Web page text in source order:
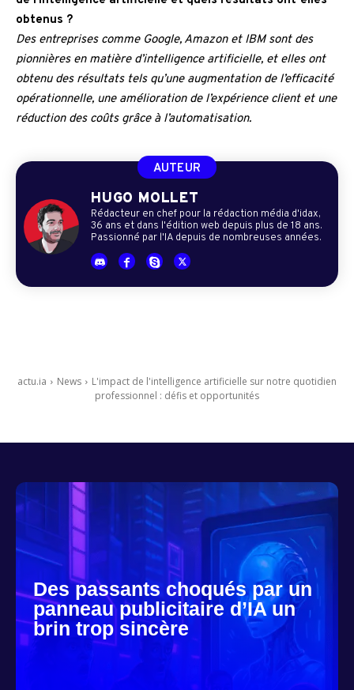
obtenus ?
Des entreprises comme Google, Amazon et IBM sont des
pionnières en matière d’intelligence artificielle, et elles ont
obtenu des résultats tels qu’une augmentation de l’efficacité
opérationnelle, une amélioration de l’expérience client et une
réduction des coûts grâce à l’automatisation.
AUTEUR
HUGO MOLLET
Rédacteur en chef pour la rédaction média d'idax,
36 ans et dans l'édition web depuis plus de 18 ans.
Passionné par l'IA depuis de nombreuses années.
actu.ia News
L'impact de l'intelligence artificielle sur notre quotidien
professionnel : défis et opportunités
Des passants choqués par un
panneau publicitaire d’IA un
brin trop sincère